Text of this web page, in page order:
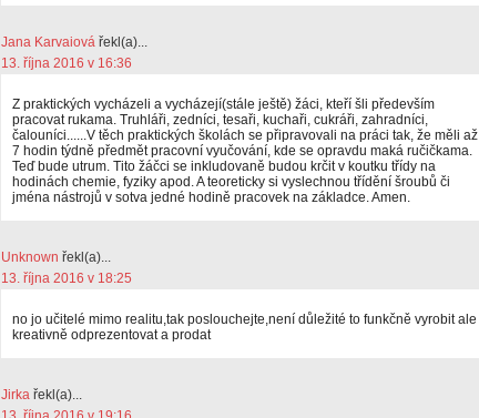
Jana Karvaiová řekl(a)...
13. října 2016 v 16:36
Z praktických vycházeli a vycházejí(stále ještě) žáci, kteří šli především
pracovat rukama. Truhláři, zedníci, tesaři, kuchaři, cukráři, zahradníci,
čalouníci......V těch praktických školách se připravovali na práci tak, že měli až
7 hodin týdně předmět pracovní vyučování, kde se opravdu maká ručičkama.
Teď bude utrum. Tito žáčci se inkludovaně budou krčit v koutku třídy na
hodinách chemie, fyziky apod. A teoreticky si vyslechnou třídění šroubů či
jména nástrojů v sotva jedné hodině pracovek na základce. Amen.
Unknown řekl(a)...
13. října 2016 v 18:25
no jo učitelé mimo realitu,tak poslouchejte,není důležité to funkčně vyrobit ale
kreativně odprezentovat a prodat
Jirka řekl(a)...